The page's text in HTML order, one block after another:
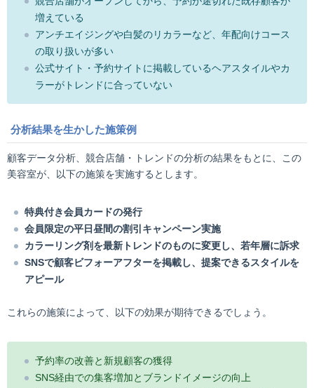
増えている
アンチエイジングや白髪のリカラーなど、年配向けコース
の取り扱いが多い
公式サイト・予約サイトに掲載しているヘアスタイルやカ
ラーがトレンドに合っていない
分析結果を生かした施策例
顧客データ分析、競合店舗・トレンドの分析の結果をもとに、この
美容室が、以下の施策を実施するとします。
特典付き会員カードの発行
会員限定の平日昼間の割引キャンペーン実施
カラーリング剤を最新トレンドのものに変更し、若年層に訴求
SNSで顧客ビフォーアフターを掲載し、提案できるスタイルを
アピール
これらの施策によって、以下の効果が期待できるでしょう。
予約率の改善と新規顧客の獲得
SNS経由での集客増加とブランドイメージの向上